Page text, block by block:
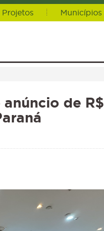
Projetos Municípios
de R$